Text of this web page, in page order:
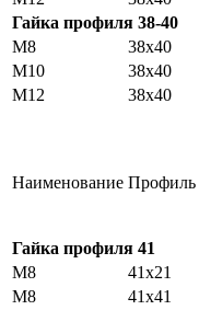
Гайка профиля 38-40
М8
38х40
М10
38х40
М12
38х40
Наименование Профиль
Гайка профиля 41
М8
41х21
М8
41х41